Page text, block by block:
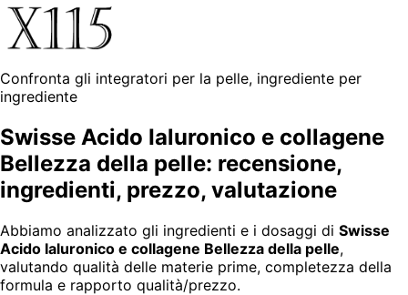
Confronta gli integratori per la pelle, ingrediente per
ingrediente
Swisse Acido Ialuronico e collagene
Bellezza della pelle: recensione,
ingredienti, prezzo, valutazione
Abbiamo analizzato gli ingredienti e i dosaggi di Swisse
Acido Ialuronico e collagene Bellezza della pelle,
valutando qualità delle materie prime, completezza della
formula e rapporto qualità/prezzo.